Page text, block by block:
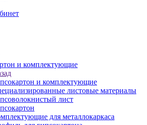
и комплектующие
и комплектующие
листовые материалы
лист
для металлокаркаса